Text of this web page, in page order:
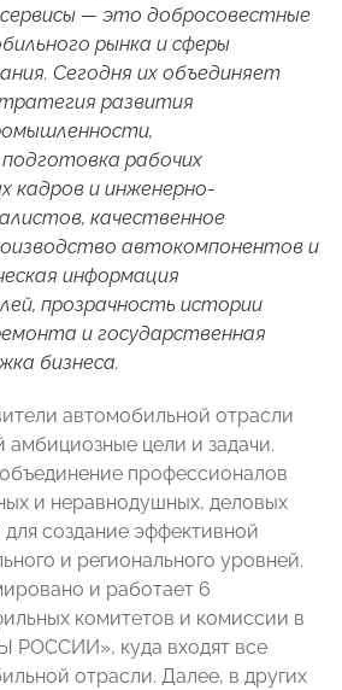
— это добросовестные
рынка и сферы
Сегодня их объединяет
развития
рабочих
кадров и инженерно-
качественное
автокомпонентов и
информация
прозрачность истории
и государственная
бизнеса.
автомобильной отрасли
амбициозные цели и задачи.
объединение профессионалов
и неравнодушных, деловых
создание эффективной
и регионального уровней.
и работает 6
комитетов и комиссии в
РОССИИ», куда входят все
отрасли. Далее, в других